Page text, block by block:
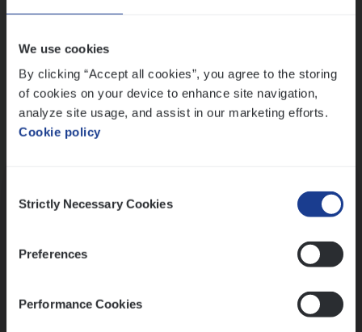
We use cookies
By clicking “Accept all cookies”, you agree to the storing
of cookies on your device to enhance site navigation,
analyze site usage, and assist in our marketing efforts.
Cookie policy
Selection
Strictly Necessary Cookies
Preferences
Performance Cookies